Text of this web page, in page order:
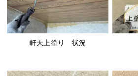
軒天上塗り 状況